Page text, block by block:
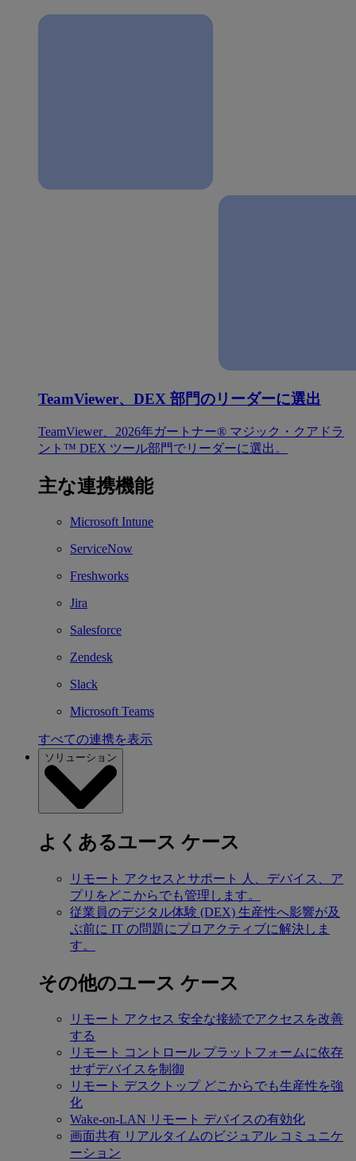
TeamViewer、DEX 部門のリーダーに選出
TeamViewer、2026年ガートナー® マジック・クアドラ
ント™ DEX ツール部門でリーダーに選出。
主な連携機能
Microsoft Intune
ServiceNow
Freshworks
Jira
Salesforce
Zendesk
Slack
Microsoft Teams
すべての連携を表示
ソリューション
よくあるユース ケース
リモート アクセスとサポート
人、デバイス、ア
プリをどこからでも管理します。
従業員のデジタル体験 (DEX) 生産性へ影響が及
ぶ前に IT の問題にプロアクティブに解決しま
す。
その他のユース ケース
リモート アクセス 安全な接続でアクセスを改善
する
リモート コントロール プラットフォームに依存
せずデバイスを制御
リモート デスクトップ どこからでも生産性を強
化
Wake-on-LAN リモート デバイスの有効化
画面共有 リアルタイムのビジュアル コミュニケ
ーション